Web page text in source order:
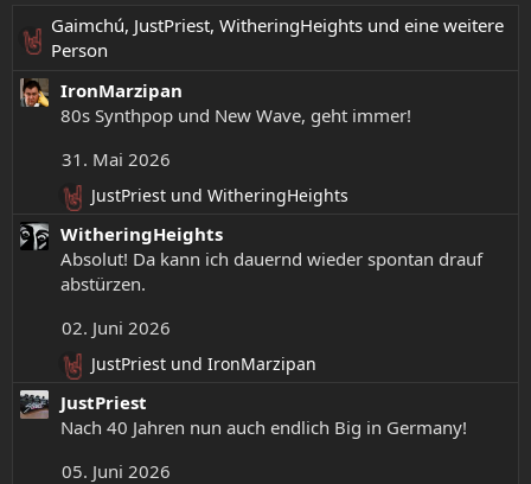
e
n
:
R
e
a
n
e
Gaimchú, JustPriest, WitheringHeights und eine weitere
Person
IronMarzipan
80s Synthpop und New Wave, geht immer!
31. Mai 2026
R
e
a
k
t
o
n
e
n
:
JustPriest und WitheringHeights
WitheringHeights
Absolut! Da kann ich dauernd wieder spontan drauf
abstürzen.
02. Juni 2026
R
e
a
k
t
JustPriest und IronMarzipan
JustPriest
Nach 40 Jahren nun auch endlich Big in Germany!
05. Juni 2026